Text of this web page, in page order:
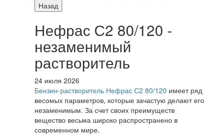
Назад
Нефрас С2 80/120 -
незаменимый
растворитель
24 июля 2026
Бензин-растворитель Нефрас С2 80/120 имеет ряд
весомых параметров, которые зачастую делают его
незаменимым. За счет своих преимуществ
вещество весьма широко распространено в
современном мире.